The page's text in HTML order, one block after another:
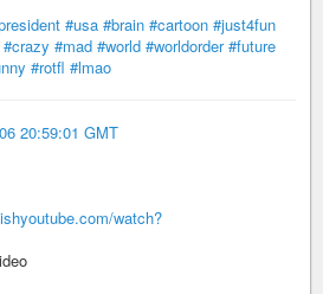
#usa #brain #cartoon #just4fun
#crazy #mad #world #worldorder #future
#rotfl #lmao
20:59:01 GMT
youtube.com/watch?